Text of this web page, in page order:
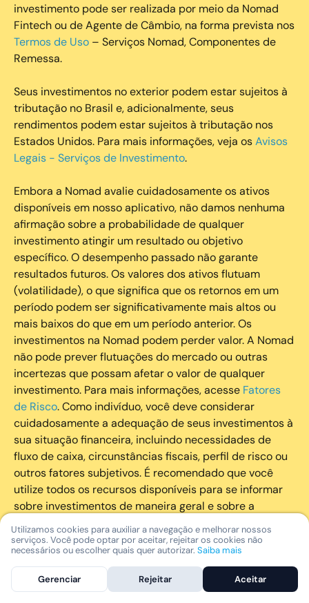
investimento pode ser realizada por meio da Nomad
Fintech ou de Agente de Câmbio, na forma prevista nos
Termos de Uso – Serviços Nomad, Componentes de
Remessa.
Seus investimentos no exterior podem estar sujeitos à
tributação no Brasil e, adicionalmente, seus
rendimentos podem estar sujeitos à tributação nos
Estados Unidos. Para mais informações, veja osAvisos
Legais - Serviços de Investimento.
Embora a Nomad avalie cuidadosamente os ativos
disponíveis em nosso aplicativo, não damos nenhuma
afirmação sobre a probabilidade de qualquer
investimento atingir um resultado ou objetivo
específico. O desempenho passado não garante
resultados futuros. Os valores dos ativos flutuam
(volatilidade), o que significa que os retornos em um
período podem ser significativamente mais altos ou
mais baixos do que em um período anterior. Os
investimentos na Nomad podem perder valor. A Nomad
não pode prever flutuações do mercado ou outras
incertezas que possam afetar o valor de qualquer
investimento. Para mais informações, acesse Fatores
de Risco. Como indivíduo, você deve considerar
cuidadosamente a adequação de seus investimentos à
sua situação financeira, incluindo necessidades de
fluxo de caixa, circunstâncias fiscais, perfil de risco ou
outros fatores subjetivos. É recomendado que você
utilize todos os recursos disponíveis para se informar
sobre investimentos de maneira geral e sobre a
composição geral de seu portfólio. Questões fiscais ou
legais relativas aos investimentos realizados através da
Nomad devem ser obtidas pelos próprios clientes. A
Nomad e suas afiliadas não fornecem nenhum tipo de
aconselhamento legal ou fiscal.
Utilizamos cookies para auxiliar a navegação e melhorar nossos
serviços. Você pode optar por aceitar, rejeitar os cookies não
necessários ou escolher quais quer autorizar. Saiba mais
Gerenciar Rejeitar Aceitar